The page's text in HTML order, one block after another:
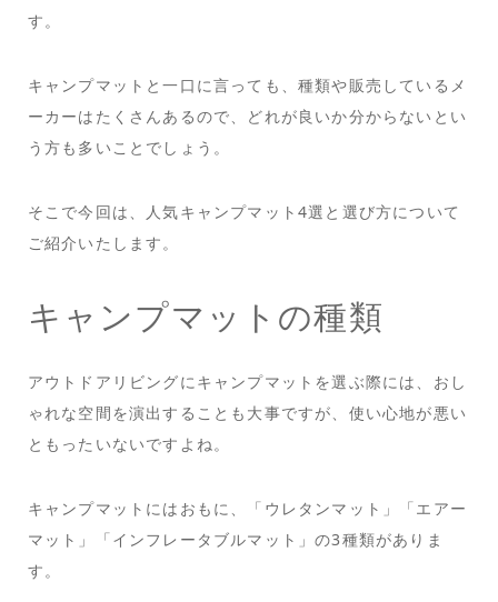
す。
キャンプマットと一口に言っても、種類や販売しているメ
ーカーはたくさんあるので、どれが良いか分からないとい
う方も多いことでしょう。
そこで今回は、人気キャンプマット4選と選び方について
ご紹介いたします。
キャンプマットの種類
アウトドアリビングにキャンプマットを選ぶ際には、おし
ゃれな空間を演出することも大事ですが、使い心地が悪い
ともったいないですよね。
キャンプマットにはおもに、「ウレタンマット」「エアー
マット」「インフレータブルマット」の3種類がありま
す。